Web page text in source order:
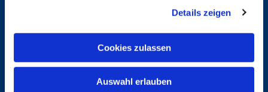
Details zeigen
Cookies zulassen
Auswahl erlauben
Schutzkonzept "Sexualisierte Gewalt"